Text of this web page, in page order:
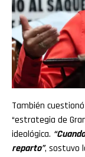
También
“estrategia de
ideológica.
reparto”, sostuvo